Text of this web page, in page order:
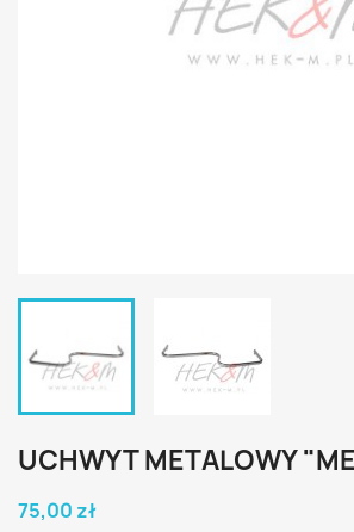
UCHWYT METALOWY
75,00 zł